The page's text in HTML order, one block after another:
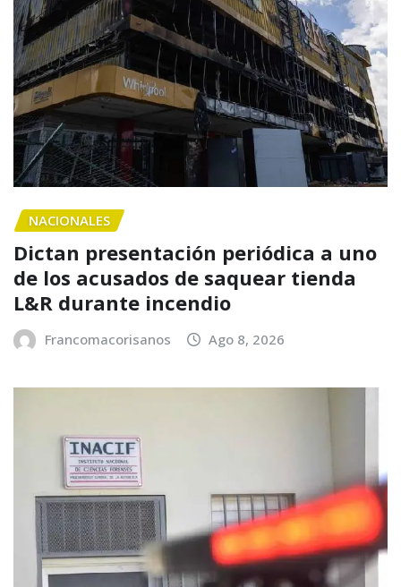
NACIONALES
Dictan presentación periódica a uno
de los acusados de saquear tienda
L&R durante incendio
Francomacorisanos Ago 8, 2026